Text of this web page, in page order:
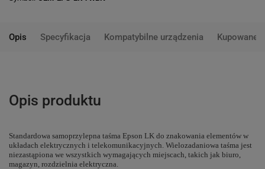
Opis Specyfikacja Kompatybilne urządzenia Kupowane
Opis produktu
Standardowa samoprzylepna taśma Epson LK do znakowania elementów w
układach elektrycznych i telekomunikacyjnych. Wielozadaniowa taśma jest
niezastąpiona we wszystkich wymagających miejscach, takich jak biuro,
magazyn, rozdzielnia elektryczna.